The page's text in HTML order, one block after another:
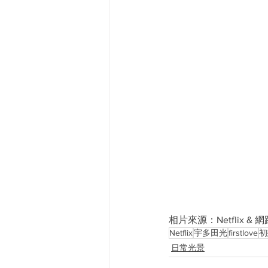
相片來源：Netflix & 網
Netflix宇多田光firstlove
日常光景